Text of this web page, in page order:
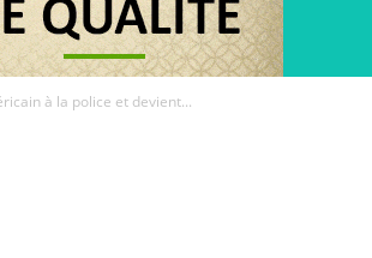
à la police et devient...